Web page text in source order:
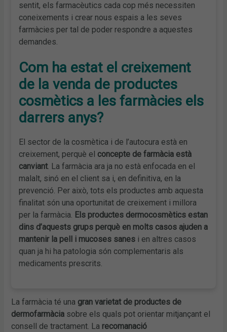
sentit, els farmacèutics cada cop més necessiten
coneixements i crear nous espais a les seves
farmàcies per tal de poder respondre a aquestes
demandes.
Com ha estat el creixement
de la venda de productes
cosmètics a les farmàcies els
darrers anys?
El sector de la cosmètica i de l’autocura està en
creixement, perquè el concepte de farmàcia està
canviant. La farmàcia ara ja no està enfocada en el
malalt, sinó en el client sa i, en definitiva, en la
prevenció. Per això, tots els productes amb aquesta
finalitat són una oportunitat de creixement i millora
per la farmàcia. Els productes dermocosmètics estan
dins d’aquests grups perquè en molts casos ajuden a
mantenir la pell i mucoses sanes i en altres casos
quan ja hi ha patologia són complementaris als
medicaments prescrits.
La farmàcia té una gran varietat de productes de
dermofarmàcia sobre els quals pot orientar mitjançant el
consell de tractament. La recomanació